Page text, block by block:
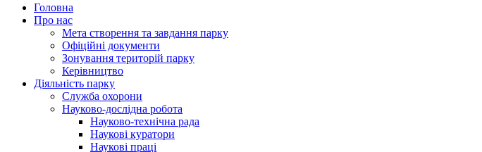
Головна
Про нас
Мета створення та завдання парку
Офіційні документи
Зонування територій парку
Керівництво
Діяльність парку
Служба охорони
Науково-дослідна робота
Науково-технічна рада
Наукові куратори
Наукові праці